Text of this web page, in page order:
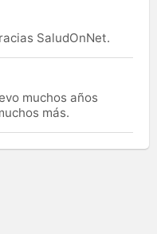
SaludOnNet.
muchos años
más.